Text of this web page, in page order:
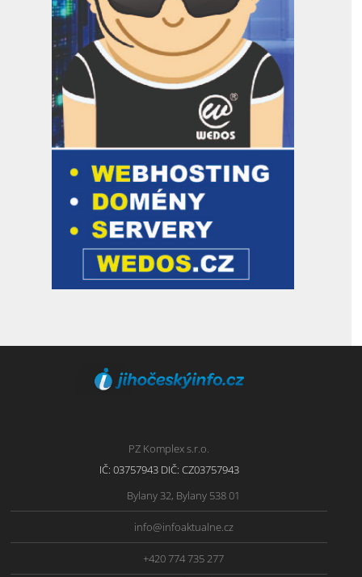
PZ Komplex s.r.o.
IČ: 03757943 DIČ: CZ03757943
Bylany 32, Bylany 538 01
info@infoaktualne.cz
+420 774 735 277